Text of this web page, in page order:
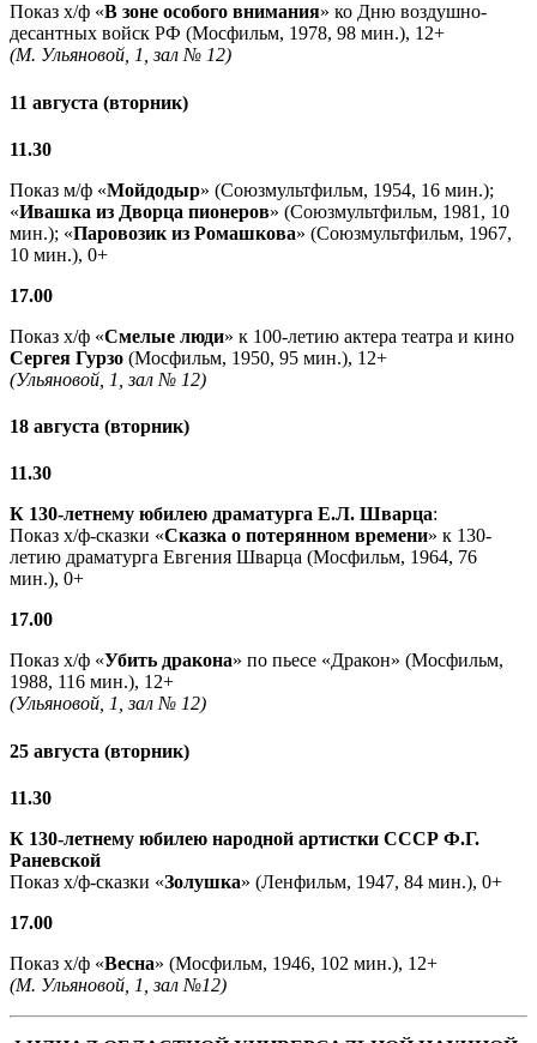
Показ х/ф «В зоне особого внимания» ко Дню воздушно-
десантных войск РФ (Мосфильм, 1978, 98 мин.), 12+
(М. Ульяновой, 1, зал № 12)
11 августа (вторник)
11.30
Показ м/ф «Мойдодыр» (Союзмультфильм, 1954, 16 мин.);
«Ивашка из Дворца пионеров» (Союзмультфильм, 1981, 10
мин.); «Паровозик из Ромашкова» (Союзмультфильм, 1967,
10 мин.), 0+
17.00
Показ х/ф «Смелые люди» к 100-летию актера театра и кино
Сергея Гурзо (Мосфильм, 1950, 95 мин.), 12+
(Ульяновой, 1, зал № 12)
18 августа (вторник)
11.30
К 130-летнему юбилею драматурга Е.Л. Шварца:
Показ х/ф-сказки «Сказка о потерянном времени» к 130-
летию драматурга Евгения Шварца (Мосфильм, 1964, 76
мин.), 0+
17.00
Показ х/ф «Убить дракона» по пьесе «Дракон» (Мосфильм,
1988, 116 мин.), 12+
(Ульяновой, 1, зал № 12)
25 августа (вторник)
11.30
К 130-летнему юбилею народной артистки СССР Ф.Г.
Раневской
Показ х/ф-сказки «Золушка» (Ленфильм, 1947, 84 мин.), 0+
17.00
Показ х/ф «Весна» (Мосфильм, 1946, 102 мин.), 12+
(М. Ульяновой, 1, зал №12)